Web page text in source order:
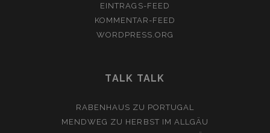
EINTRAGS-FEED
KOMMENTAR-FEED
WORDPRESS.ORG
TALK TALK
RABENHAUS ZU PORTUGAL
MENDWEG ZU HERBST IM ALLGÄU